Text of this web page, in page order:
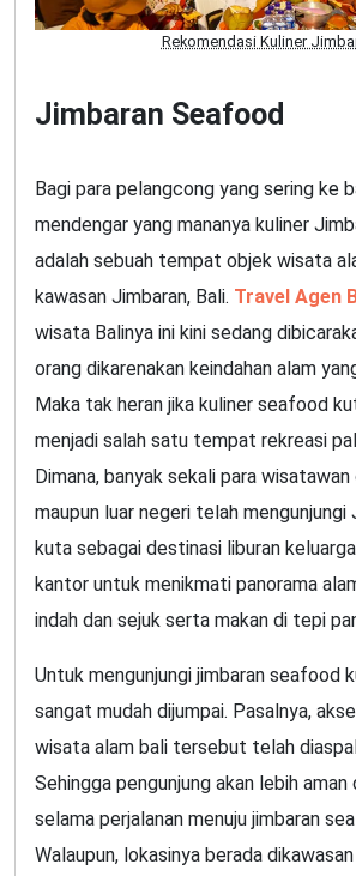
Rekomendasi Kuliner
Jimbaran Seafood
Bagi para pelangcong yang sering ke
mendengar yang mananya kuliner
adalah sebuah tempat objek wisata
kawasan Jimbaran, Bali. Travel Agen
wisata Balinya ini kini sedang
orang dikarenakan keindahan alam
Maka tak heran jika kuliner seafood
menjadi salah satu tempat rekreasi
Dimana, banyak sekali para wisatawan
maupun luar negeri telah
kuta sebagai destinasi liburan
kantor untuk menikmati panorama
indah dan sejuk serta makan di tepi
Untuk mengunjungi jimbaran seafood
sangat mudah dijumpai. Pasalnya,
wisata alam bali tersebut telah
Sehingga pengunjung akan lebih aman
selama perjalanan menuju jimbaran
Walaupun, lokasinya berada